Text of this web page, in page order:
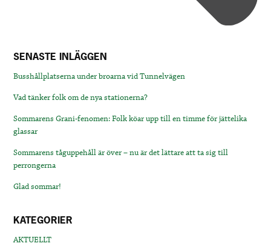
SENASTE INLÄGGEN
Busshållplatserna under broarna vid Tunnelvägen
Vad tänker folk om de nya stationerna?
Sommarens Grani-fenomen: Folk köar upp till en timme för jättelika
glassar
Sommarens tåguppehåll är över – nu är det lättare att ta sig till
perrongerna
Glad sommar!
KATEGORIER
AKTUELLT